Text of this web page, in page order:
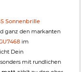
Sonnenbrille
ganz den markanten
im
Dein
mit rundlichen